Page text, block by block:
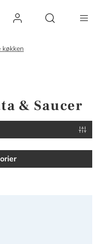
Log ind
køkken
& Saucer